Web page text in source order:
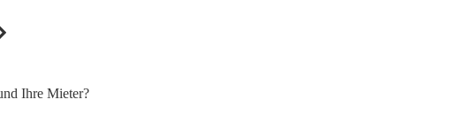
Ihre Mieter?